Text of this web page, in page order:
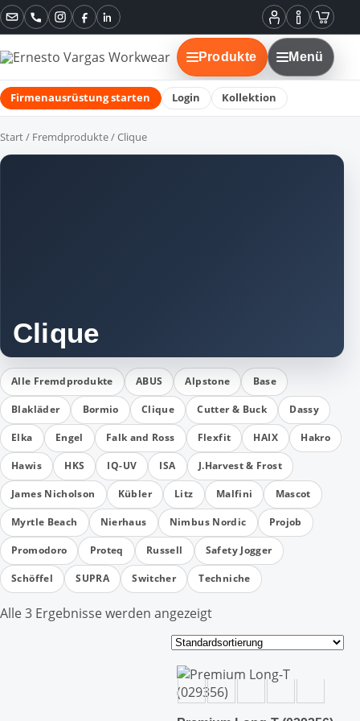
Mein
Konto
Informationen
Instagram
FacebookLinkedIn
Produkte Menü
Firmenausrüstung starten Login Kollektion
Start/ Fremdprodukte/ Clique
Clique
Alle Fremdprodukte ABUS Alpstone Base
Blakläder Bormio Clique Cutter & Buck Dassy
Elka Engel Falk and Ross Flexfit HAIX Hakro
Hawis HKS IQ-UV ISA J.Harvest & Frost
James Nicholson Kübler Litz Malfini Mascot
Myrtle Beach Nierhaus Nimbus Nordic Projob
Promodoro Proteq Russell Safety Jogger
Schöffel SUPRA Switcher Techniche
Alle 3 Ergebnisse werden angezeigt
Dieses
Produkt
weist